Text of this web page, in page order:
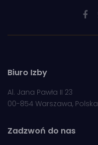
Biuro Izby
Al. Jana Pawła II 23
00-854 Warszawa, Polska
Zadzwoń do nas